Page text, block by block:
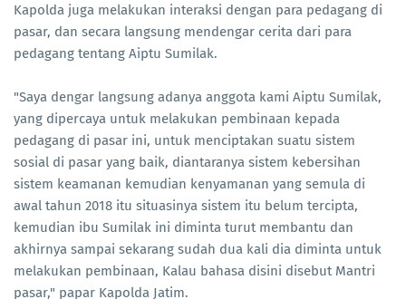
Kapolda juga melakukan interaksi dengan para pedagang di
pasar, dan secara langsung mendengar cerita dari para
pedagang tentang Aiptu Sumilak.
"Saya dengar langsung adanya anggota kami Aiptu Sumilak,
yang dipercaya untuk melakukan pembinaan kepada
pedagang di pasar ini, untuk menciptakan suatu sistem
sosial di pasar yang baik, diantaranya sistem kebersihan
sistem keamanan kemudian kenyamanan yang semula di
awal tahun 2018 itu situasinya sistem itu belum tercipta,
kemudian ibu Sumilak ini diminta turut membantu dan
akhirnya sampai sekarang sudah dua kali dia diminta untuk
melakukan pembinaan, Kalau bahasa disini disebut Mantri
pasar," papar Kapolda Jatim.